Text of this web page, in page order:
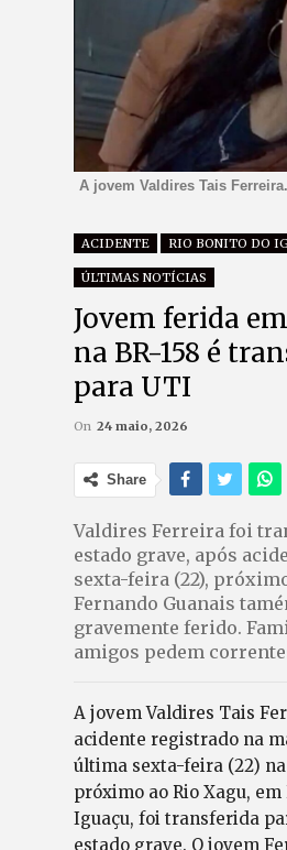
A jovem Valdires Tais
ACIDENTE
ÚLTIMAS NOTÍCIAS
Jovem ferida
na BR-158 é
para UTI
On 24 maio, 2026
Share
Valdires Ferreira foi
estado grave, após
sexta-feira (22),
Fernando Guanais
gravemente ferido.
amigos pedem
A jovem Valdires Tais
acidente registrado na
última sexta-feira (22) na
próximo ao Rio Xagu, em
Iguaçu, foi transferida
estado grave. O jovem